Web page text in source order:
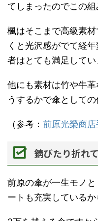
てしまったのでこの組
楓はそこまで高級素
くと光沢感がでて経
者はとても満足してい
他にも素材は竹や牛
うするかで傘として
（参考： 前原光榮商
錆びたり折れ
前原の傘が一生モノ
ートも充実しているか